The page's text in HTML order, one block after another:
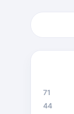
71
44